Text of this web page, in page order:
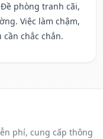
phòng tranh cãi,
Việc làm chậm,
chắc chắn.
phí, cung cấp thông